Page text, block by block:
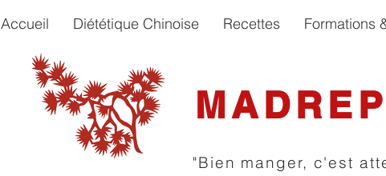
Accueil Diététique Chinoise Recettes Formations
"Bien manger, c'est